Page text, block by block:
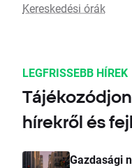
Kereskedési órák
LEGFRISSEBB HÍREK
hírekről és
Gazdasági